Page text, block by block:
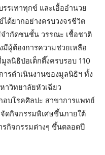
รเทาทุกข์ และเอื้ออำนวย
ด้ยากอย่างครบวงจรชีวิต
จำกัดชนชั้น วรรณะ เชื้อชาติ
มีผู้ต้องการความช่วยเหลือ
ลนิธิป่อเต็กตึ๊งครบรอบ 110
รดำเนินงานของมูลนิธิฯ ทั้ง
าวิทยาลัยหัวเฉียว
อบโรคศิลปะ สาขาการแพทย์
ดกิจกรรมพิเศษขึ้นภายใต้
กิจกรรมต่างๆ ขึ้นตลอดปี